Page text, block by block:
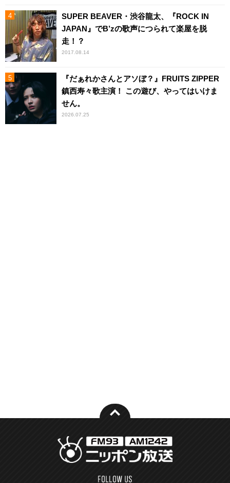
SUPER BEAVER・渋谷龍太、『ROCK IN
JAPAN』でB’zの歌声につられて楽屋を脱
走！？
2017.08.14
『だぁれかさんとアソぼ？』FRUITS ZIPPER
鎮西寿々歌主演！ この遊び、やってはいけま
せん。
2026.07.25